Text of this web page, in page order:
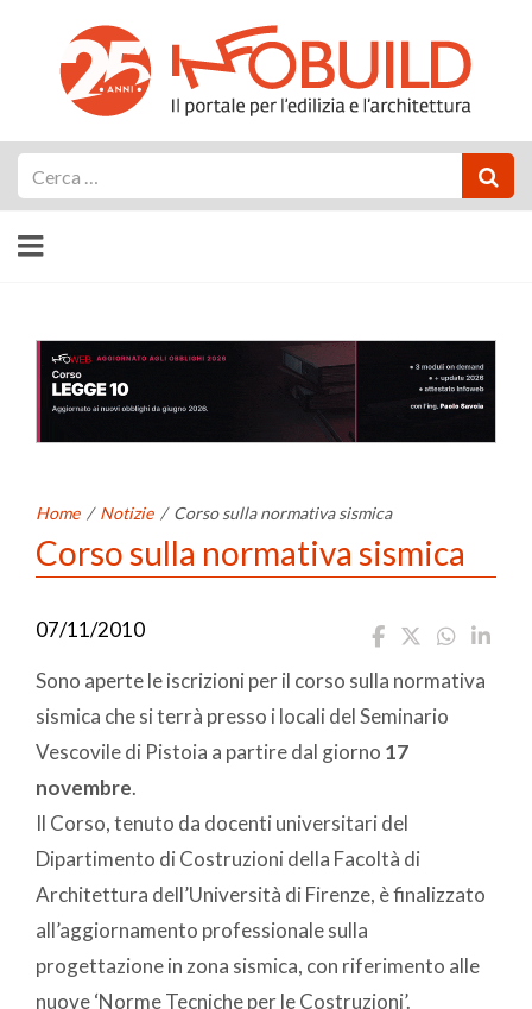
Home / Notizie / Corso sulla normativa sismica
Corso sulla normativa sismica
07/11/2010
Sono aperte le iscrizioni per il corso sulla normativa
sismica che si terrà presso i locali del Seminario
Vescovile di Pistoia a partire dal giorno 17
novembre.
Il Corso, tenuto da docenti universitari del
Dipartimento di Costruzioni della Facoltà di
Architettura dell’Università di Firenze, è finalizzato
all’aggiornamento professionale sulla
progettazione in zona sismica, con riferimento alle
nuove ‘Norme Tecniche per le Costruzioni’.